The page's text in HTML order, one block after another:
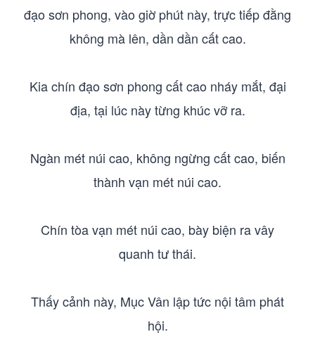
đạo sơn phong, vào giờ phút này, trực tiếp đằng
không mà lên, dần dần cất cao.
Kia chín đạo sơn phong cất cao nháy mắt, đại
địa, tại lúc này từng khúc vỡ ra.
Ngàn mét núi cao, không ngừng cất cao, biến
thành vạn mét núi cao.
Chín tòa vạn mét núi cao, bày biện ra vây
quanh tư thái.
Thấy cảnh này, Mục Vân lập tức nội tâm phát
hội.